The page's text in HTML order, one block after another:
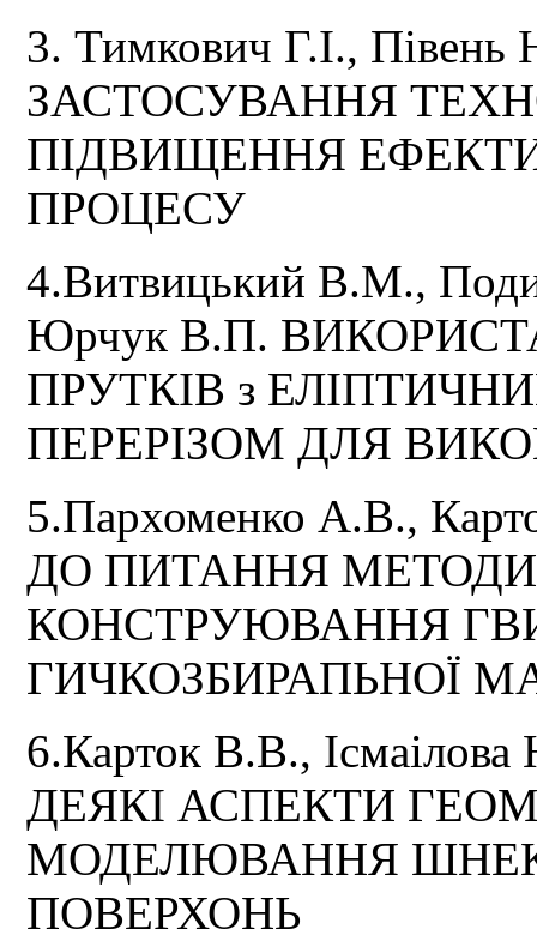
3. Тимкович Г.І.,
ЗАСТОСУВАННЯ
ПІДВИЩЕННЯ
ПРОЦЕСУ
4.Витвицький В.М.,
Юрчук В.П.
ПРУТКІВ з
ПЕРЕРІЗОМ ДЛЯ
5.Пархоменко А.В.,
ДО ПИТАННЯ
КОНСТРУЮВАННЯ
ГИЧКОЗБИРАПЬНОЇ
6.Карток В.В.,
ДЕЯКІ АСПЕКТИ
МОДЕЛЮВАННЯ
ПОВЕРХОНЬ